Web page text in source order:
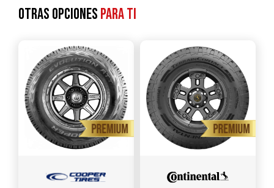
Otras opcionespara ti